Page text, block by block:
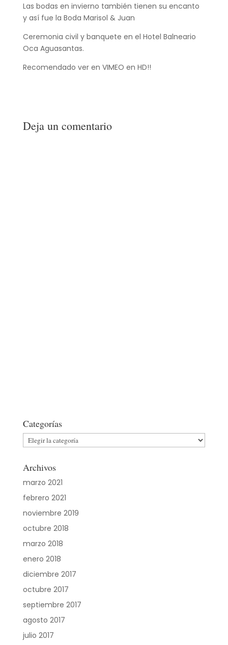
Las bodas en invierno también tienen su encanto
y así fue la Boda Marisol & Juan
Ceremonia civil y banquete en el Hotel Balneario
Oca Aguasantas.
Recomendado ver en VIMEO en HD!!
Deja un comentario
Categorías
Categorías
Archivos
marzo 2021
febrero 2021
noviembre 2019
octubre 2018
marzo 2018
enero 2018
diciembre 2017
octubre 2017
septiembre 2017
agosto 2017
julio 2017